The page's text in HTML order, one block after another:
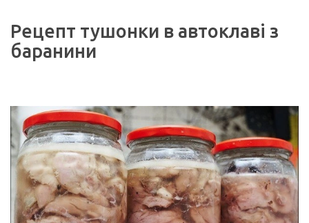
Рецепт тушонки в автоклаві з
баранини